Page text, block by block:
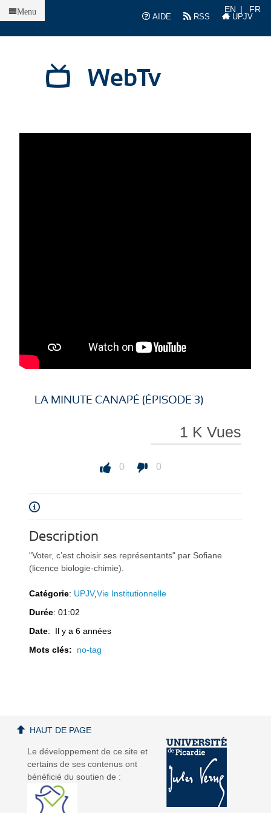
AIDE
RSS UPJV
EN FR
WebTv
Menu
LA MINUTE CANAPÉ (ÉPISODE 3)
1 K Vues
0 0
Description
"Voter, c’est choisir ses représentants" par Sofiane
(licence biologie-chimie).
Catégorie: UPJV,Vie Institutionnelle
Durée: 01:02
Date: Il y a 6 années
Mots clés: no-tag
Le développement de ce site et
certains de ses contenus ont
bénéficié du soutien de :
HAUT DE PAGE